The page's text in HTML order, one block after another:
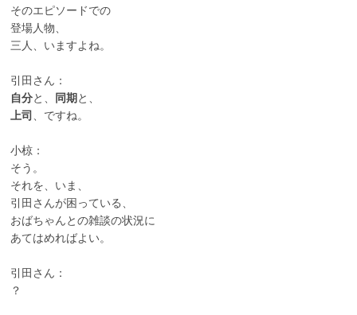
そのエピソードでの
登場人物、
三人、いますよね。
引田さん：
自分と、 同期 と、
上司
、ですね。
小椋：
そう。
それを、いま、
引田さんが困っている、
おばちゃんとの雑談の状況に
あてはめればよい。
引田さん：
？